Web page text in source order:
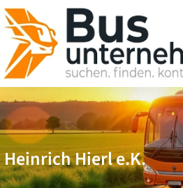
Skip
to
content
Heinrich Hierl e.K.